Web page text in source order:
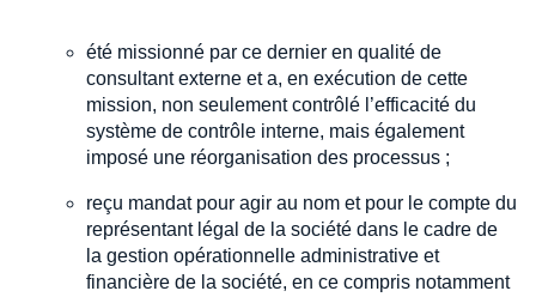
été missionné par ce dernier en qualité de
consultant externe et a, en exécution de cette
mission, non seulement contrôlé l’efficacité du
système de contrôle interne, mais également
imposé une réorganisation des processus ;
reçu mandat pour agir au nom et pour le compte du
représentant légal de la société dans le cadre de
la gestion opérationnelle administrative et
financière de la société, en ce compris notamment